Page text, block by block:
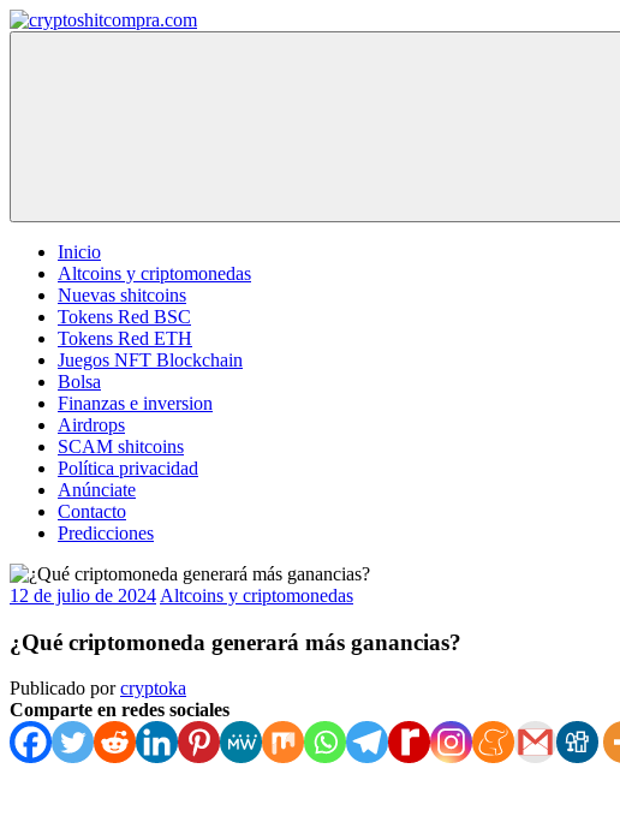
Saltar
al
Inicio
Altcoins y criptomonedas
Nuevas shitcoins
Tokens Red BSC
Tokens Red ETH
Juegos NFT Blockchain
Bolsa
Finanzas e inversion
Airdrops
SCAM shitcoins
Política privacidad
Anúnciate
Contacto
Predicciones
12 de julio de 2024 Altcoins y criptomonedas
¿Qué criptomoneda generará más ganancias?
Publicado porcryptoka
Comparte en redes sociales